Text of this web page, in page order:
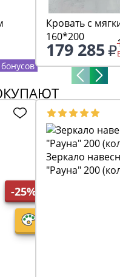
Кровать с
160*200
179 285
-25%
Зеркало
"Рауна" 200